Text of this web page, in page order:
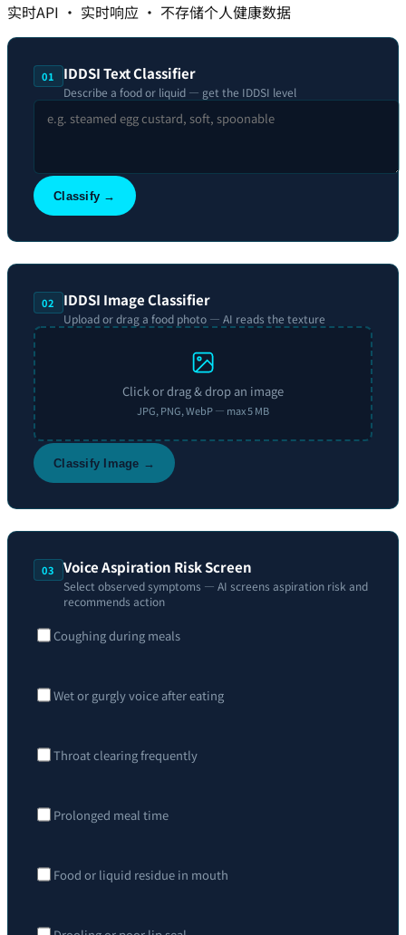
实时API · 实时响应 · 不存储个人健康数据
01 IDDSI Text Classifier
Describe a food or liquid — get the IDDSI level
Classify →
02 IDDSI Image Classifier
Upload or drag a food photo — AI reads the texture
Click or drag & drop an image
JPG, PNG, WebP — max 5 MB
Classify Image →
03 Voice Aspiration Risk Screen
Select observed symptoms — AI screens aspiration risk and
recommends action
Coughing during meals
Wet or gurgly voice after eating
Throat clearing frequently
Prolonged meal time
Food or liquid residue in mouth